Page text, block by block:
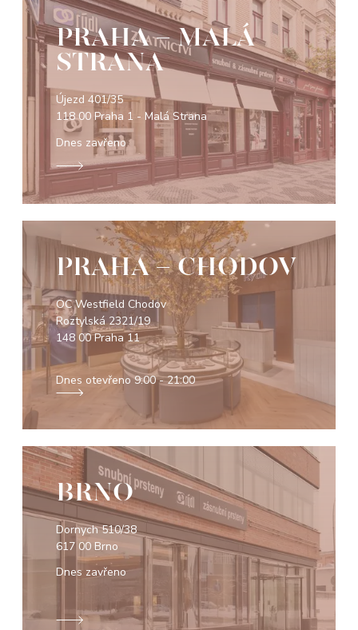
PRAHA - MALÁ
STRANA
Újezd 401/35
118 00 Praha 1 - Malá Strana
Dnes zavřeno
PRAHA - CHODOV
OC Westfield Chodov
Roztylská 2321/19
148 00 Praha 11
Dnes otevřeno9:00 - 21:00
BRNO
Dornych 510/38
617 00 Brno
Dnes zavřeno